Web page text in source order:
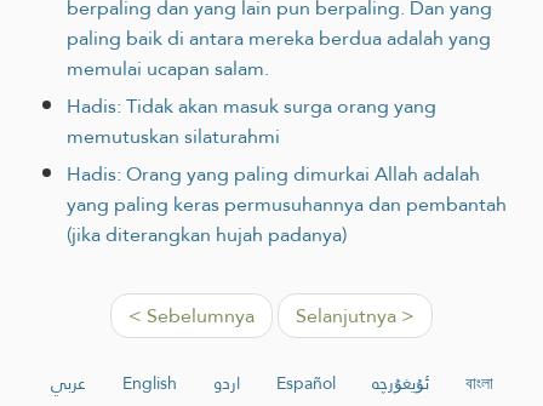
berpaling dan yang lain pun berpaling. Dan yang
paling baik di antara mereka berdua adalah yang
memulai ucapan salam.
Hadis: Tidak akan masuk surga orang yang
memutuskan silaturahmi
Hadis: Orang yang paling dimurkai Allah adalah
yang paling keras permusuhannya dan pembantah
(jika diterangkan hujah padanya)
< Sebelumnya Selanjutnya >
عربي English اردو Español ئۇيغۇرچە
বাংলা